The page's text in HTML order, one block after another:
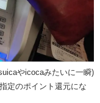
やicocaみたいに一瞬)
定のポイント還元にな